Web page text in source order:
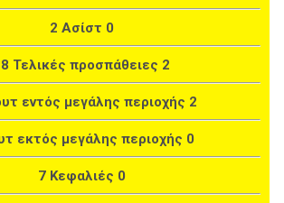
2 Ασίστ 0
Τελικές προσπάθειες 2
εντός μεγάλης περιοχής 2
εκτός μεγάλης περιοχής 0
7 Κεφαλιές 0